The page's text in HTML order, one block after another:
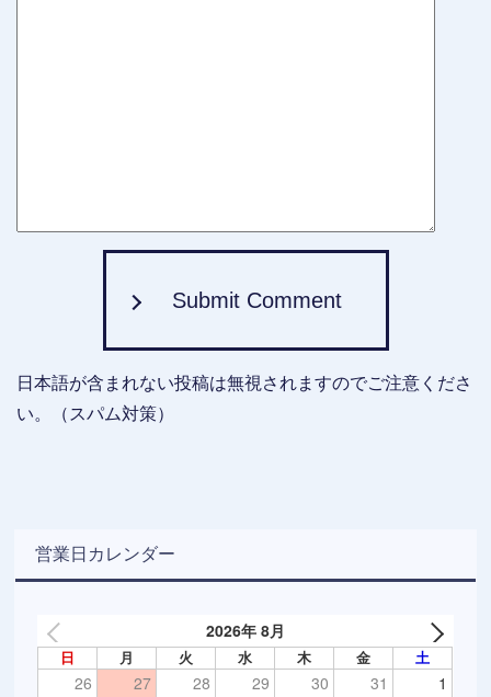
Submit Comment
日本語が含まれない投稿は無視されますのでご注意くださ
い。（スパム対策）
営業日カレンダー
2026年 8月
日 月 火 水 木 金 土
26 27 28 29 30 31 1